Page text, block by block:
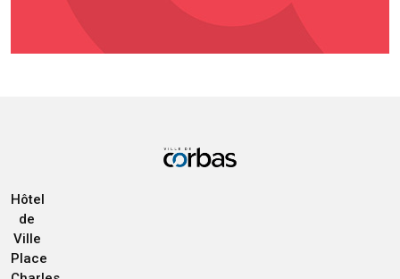
Hôtel
de
Ville
Place